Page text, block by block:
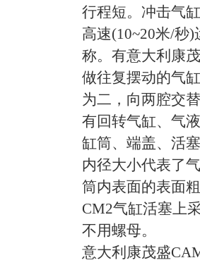
行程短。冲击气
高速(10~20米/秒
称。有意大利康
做往复摆动的气
为二，向两腔交
有回转气缸、气
缸筒、端盖、活
内径大小代表了
筒内表面的表面
CM2气缸活塞上
不用螺母。
意大利康茂盛